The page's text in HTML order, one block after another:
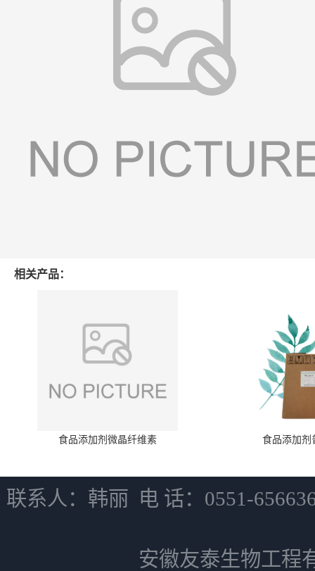
相关产品：
食品添加剂微晶纤维素 食品添加剂
联系人：韩丽 电 话：0551-
安徽友泰生物工程